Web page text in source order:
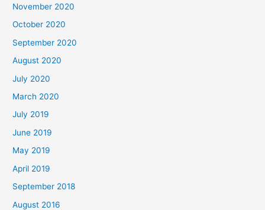
November 2020
October 2020
September 2020
August 2020
July 2020
March 2020
July 2019
June 2019
May 2019
April 2019
September 2018
August 2016